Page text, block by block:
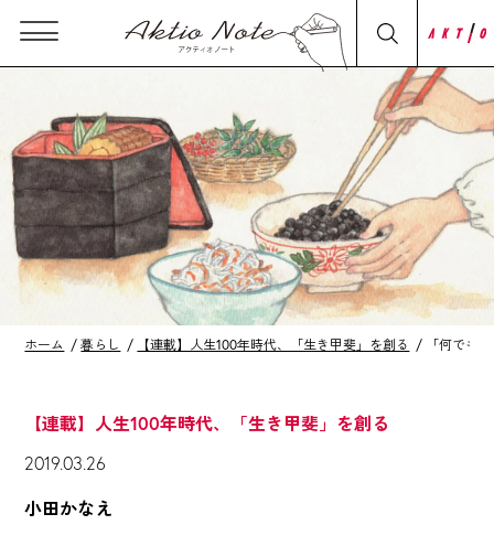
ホーム 暮らし 【連載】人生100年時代、「生き甲斐」を創る 「何でも
【連載】人生100年時代、「生き甲斐」を創る
2019.03.26
小田かなえ